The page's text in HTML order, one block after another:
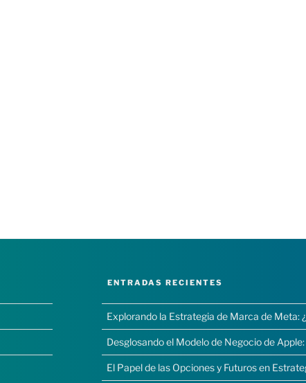
ENTRADAS RECIENTES
Explorando la Estrategia de Marca de Meta:
Desglosando el Modelo de Negocio de
El Papel de las Opciones y Futuros en